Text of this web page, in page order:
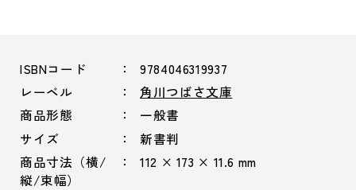
ISBNコード
9784046319937
レーベル
角川つばさ文庫
商品形態
一般書
サイズ
新書判
商品寸法（横/
縦/束幅）
112 × 173 × 11.6 mm